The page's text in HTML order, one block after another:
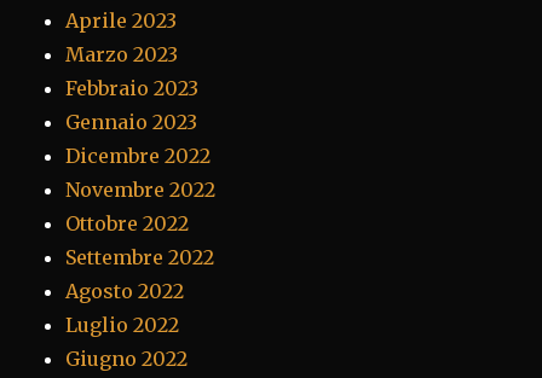
Aprile 2023
Marzo 2023
Febbraio 2023
Gennaio 2023
Dicembre 2022
Novembre 2022
Ottobre 2022
Settembre 2022
Agosto 2022
Luglio 2022
Giugno 2022